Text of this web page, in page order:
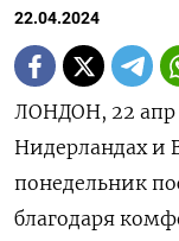
22.04.2024
ЛОНДОН, 22 апр
Нидерландах и
понедельник
благодаря